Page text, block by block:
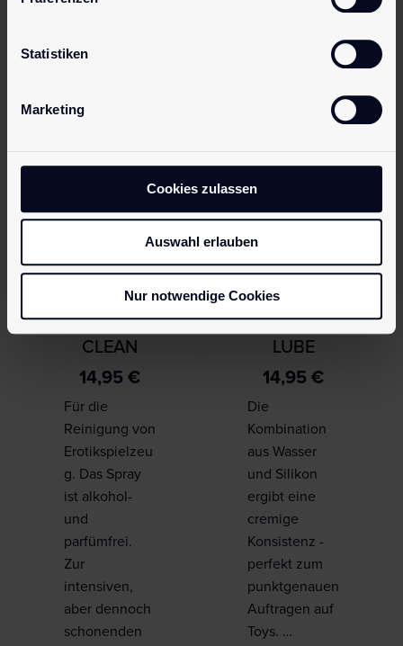
Statistiken
Marketing
Cookies zulassen
Auswahl erlauben
Nur notwendige Cookies
außergewöhnl
pjur TOY
CLEAN
14,95 €
Für die
Reinigung von
Erotikspielzeu
g. Das Spray
ist alkohol-
und
parfümfrei.
Zur
intensiven,
aber dennoch
schonenden
pjur TOY
LUBE
14,95 €
Die
Kombination
aus Wasser
und Silikon
ergibt eine
cremige
Konsistenz -
perfekt zum
punktgenauen
Auftragen auf
Toys. …